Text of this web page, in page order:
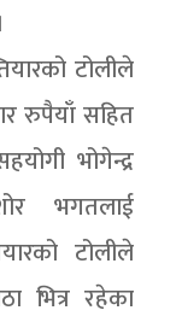
टोलीले
रुपैयाँ सहित
भोगेन्द्र
भगतलाई
टोलीले
भित्र रहेका